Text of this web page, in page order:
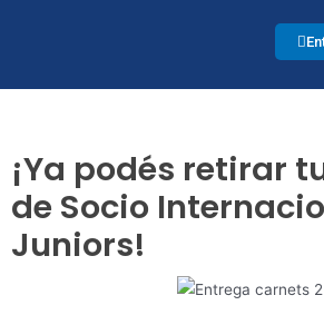
¡Ya podés retirar
de Socio
Juniors!